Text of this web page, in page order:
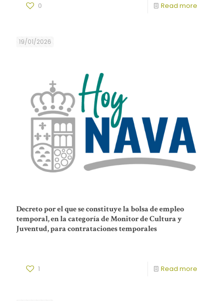
0 Read more
19/01/2026
Decreto por el que se constituye la bolsa de empleo
temporal, en la categoría de Monitor de Cultura y
Juventud, para contrataciones temporales
1 Read more